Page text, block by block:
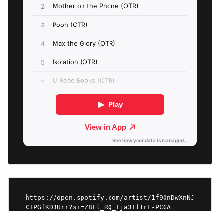
https://open.spotify.com/artist/1f90nDwXnNJ
CIPGfKD3Urr?si=Z8Fl_RQ_Tja3If1rE-PCGA